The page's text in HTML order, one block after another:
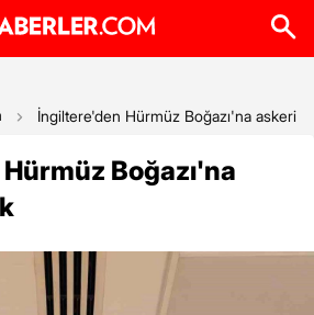
İngiltere'den Hürmüz Boğazı'na askeri
Boğazı'na